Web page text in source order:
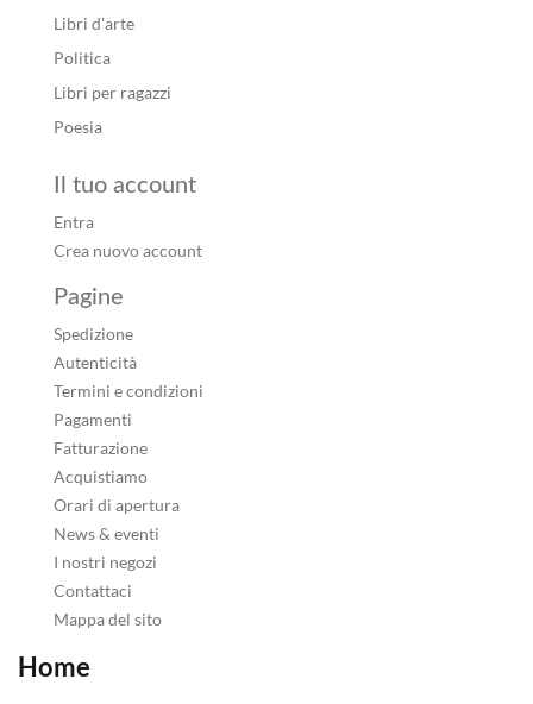
Libri d'arte
Politica
Libri per ragazzi
Poesia
Il tuo account
Entra
Crea nuovo account
Pagine
Spedizione
Autenticità
Termini e condizioni
Pagamenti
Fatturazione
Acquistiamo
Orari di apertura
News & eventi
I nostri negozi
Contattaci
Mappa del sito
Home